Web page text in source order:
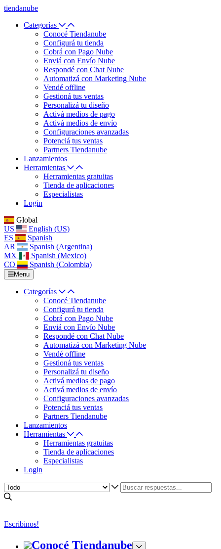
tiendanube
Categorías
Conocé Tiendanube
Configurá tu tienda
Cobrá con Pago Nube
Enviá con Envío Nube
Respondé con Chat Nube
Automatizá con Marketing Nube
Vendé offline
Gestioná tus ventas
Personalizá tu diseño
Activá medios de pago
Activá medios de envío
Configuraciones avanzadas
Potenciá tus ventas
Partners Tiendanube
Lanzamientos
Herramientas
Herramientas gratuitas
Tienda de aplicaciones
Especialistas
Login
Global
US
English (US)
ES
Spanish
AR
Spanish (Argentina)
MX
Spanish (Mexico)
CO
Spanish (Colombia)
Menu
Categorías
Conocé Tiendanube
Configurá tu tienda
Cobrá con Pago Nube
Enviá con Envío Nube
Respondé con Chat Nube
Automatizá con Marketing Nube
Vendé offline
Gestioná tus ventas
Personalizá tu diseño
Activá medios de pago
Activá medios de envío
Configuraciones avanzadas
Potenciá tus ventas
Partners Tiendanube
Lanzamientos
Herramientas
Herramientas gratuitas
Tienda de aplicaciones
Especialistas
Login
Escribinos!
Conocé Tiendanube